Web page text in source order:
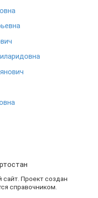
Проект создан
справочником.